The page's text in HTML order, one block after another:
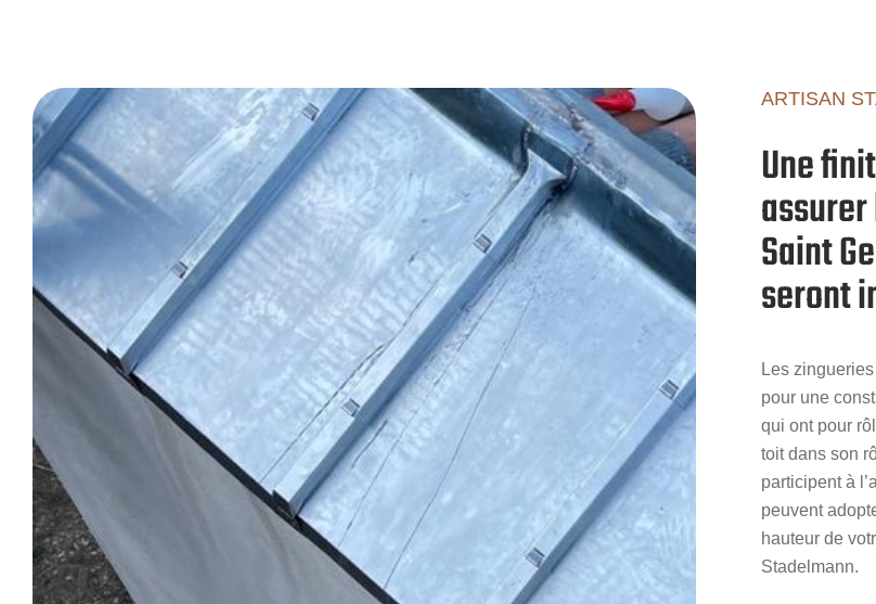
ARTISAN
Une
Saint
seront
Les
pour une
qui ont pour
toit dans son
participent à
peuvent
hauteur de
Stadelmann.